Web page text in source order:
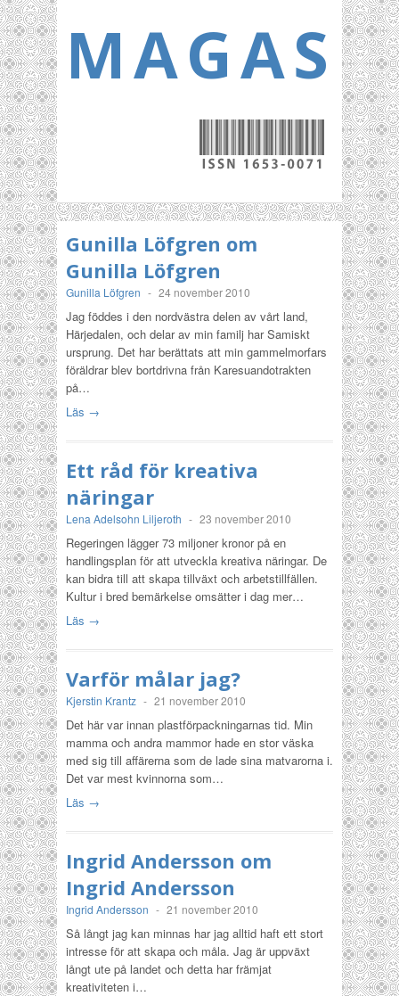
Gunilla Löfgren om
Gunilla Löfgren
Gunilla Löfgren - 24 november 2010
Jag föddes i den nordvästra delen av vårt land,
Härjedalen, och delar av min familj har Samiskt
ursprung. Det har berättats att min gammelmorfars
föräldrar blev bortdrivna från Karesuandotrakten
på…
Läs →
Ett råd för kreativa
näringar
Lena Adelsohn Liljeroth - 23 november 2010
Regeringen lägger 73 miljoner kronor på en
handlingsplan för att utveckla kreativa näringar. De
kan bidra till att skapa tillväxt och arbetstillfällen.
Kultur i bred bemärkelse omsätter i dag mer…
Läs →
Varför målar jag?
Kjerstin Krantz - 21 november 2010
Det här var innan plastförpackningarnas tid. Min
mamma och andra mammor hade en stor väska
med sig till affärerna som de lade sina matvarorna i.
Det var mest kvinnorna som…
Läs →
Ingrid Andersson om
Ingrid Andersson
Ingrid Andersson - 21 november 2010
Så långt jag kan minnas har jag alltid haft ett stort
intresse för att skapa och måla. Jag är uppväxt
långt ute på landet och detta har främjat
kreativiteten i…